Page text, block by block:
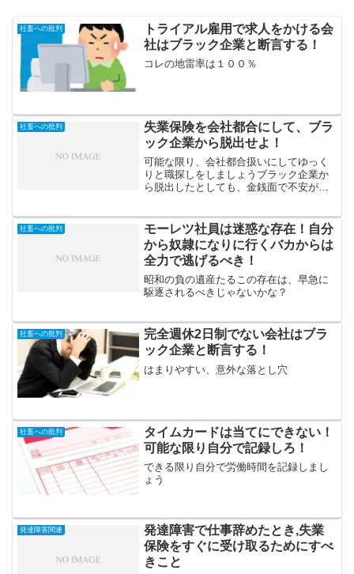
社畜への批判
トライアル雇用で求人をかける会
社はブラック企業と断言する！
コレの地雷率は１００％
社畜への批判
失業保険を会社都合にして、ブラ
ック企業から脱出せよ！
可能な限り、会社都合扱いにしてゆっく
りと職探しをしましょうブラック企業か
ら脱出したとしても、金銭面で不安が出
にうまく立ち回れば、早く給付が始まり
ますここでそんな失業保険...
社畜への批判
モーレツ社員は迷惑な存在！自分
から奴隷になりに行くバカからは
全力で逃げるべき！
昭和の負の遺産たるこの存在は、早急に
駆逐されるべきじゃないかな？
社畜への批判
完全週休2日制でない会社はブラ
ック企業と断言する！
はまりやすい、意外な落とし穴
社畜への批判
タイムカードは当てにできない！
可能な限り自分で記録しろ！
できる限り自分で労働時間を記録しまし
ょう
発達障害関連
発達障害で仕事辞めたとき,失業
保険をすぐに受け取るためにすべ
きこと